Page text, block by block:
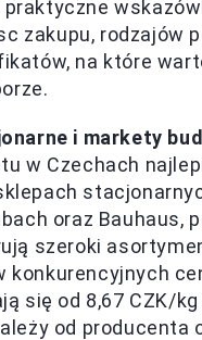
zakupu, rodzajów
na które
i markety
w Czechach
oraz Bauhaus,
szeroki
konkurencyjnych
się od 8,67 CZK/kg
od producenta